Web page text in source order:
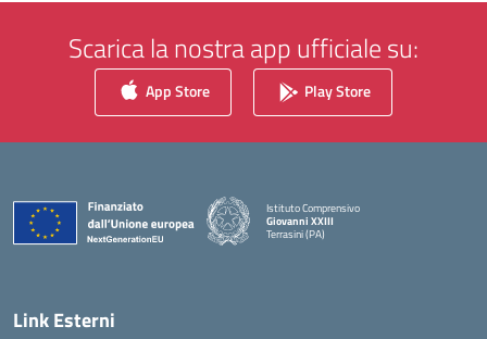
Scarica la nostra app ufficiale su:
App Store Play Store
Istituto Comprensivo
Giovanni XXIII
Terrasini (PA)
Link Esterni